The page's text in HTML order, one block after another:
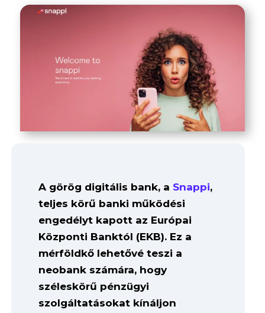
A görög digitális bank, a Snappi,
teljes körű banki működési
engedélyt kapott az Európai
Központi Banktól (EKB). Ez a
mérföldkő lehetővé teszi a
neobank számára, hogy
széleskörű pénzügyi
szolgáltatásokat kínáljon